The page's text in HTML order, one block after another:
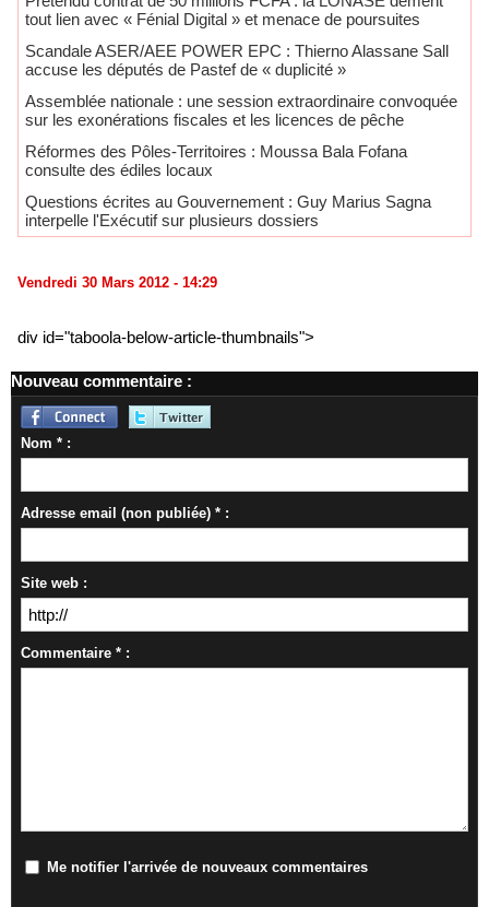
tout lien avec « Fénial Digital » et menace de poursuites
Scandale ASER/AEE POWER EPC : Thierno Alassane Sall
accuse les députés de Pastef de « duplicité »
Assemblée nationale : une session extraordinaire convoquée
sur les exonérations fiscales et les licences de pêche
Réformes des Pôles-Territoires : Moussa Bala Fofana
consulte des édiles locaux
Questions écrites au Gouvernement : Guy Marius Sagna
interpelle l'Exécutif sur plusieurs dossiers
Vendredi 30 Mars 2012 - 14:29
div id="taboola-below-article-thumbnails">
Nouveau commentaire :
Nom * :
Adresse email (non publiée) * :
Site web :
Commentaire * :
Me notifier l'arrivée de nouveaux commentaires